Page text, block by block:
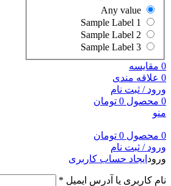
0 مقایسه
0 علاقه مندی
ورود / ثبت نام
0 محصول 0 تومان
منو
0 محصول 0 تومان
ورود / ثبت نام
ورود ایجاد حساب کاربری
نام کاربری یا آدرس ایمیل *